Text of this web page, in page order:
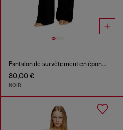
Pantalon de survêtement en éponge de coton avec ceinture logotée
80,00 €
NOIR